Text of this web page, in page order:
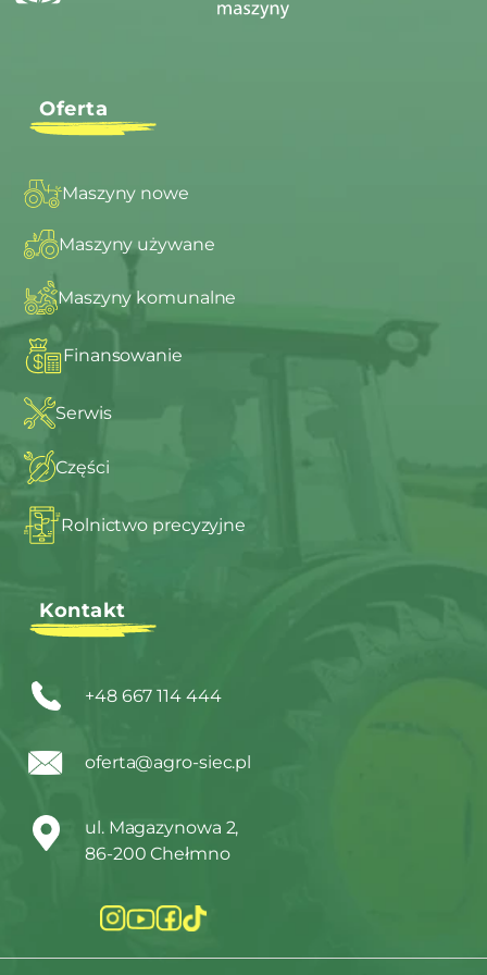
Oferta
Maszyny nowe
Maszyny używane
Maszyny komunalne
Finansowanie
Serwis
Części
Rolnictwo precyzyjne
Kontakt
+48 667 114 444
oferta@agro-siec.pl
ul. Magazynowa 2,
86-200 Chełmno